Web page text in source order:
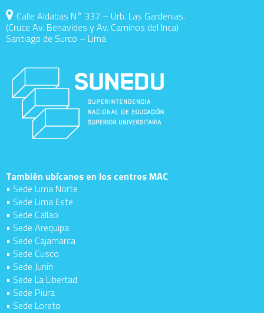
Calle Aldabas N° 337 – Urb. Las Gardenias.
(Cruce Av. Benavides y Av. Caminos del Inca)
Santiago de Surco – Lima
También ubícanos en los centros MAC
• Sede Lima Norte
• Sede Lima Este
• Sede Callao
• Sede Arequipa
• Sede Cajamarca
• Sede Cusco
• Sede Junín
• Sede La Libertad
• Sede Piura
• Sede Loreto